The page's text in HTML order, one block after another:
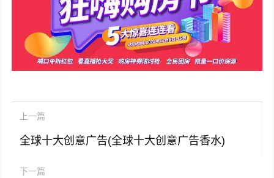
上一篇
全球十大创意广告(全球十大创意广告香水)
下一篇